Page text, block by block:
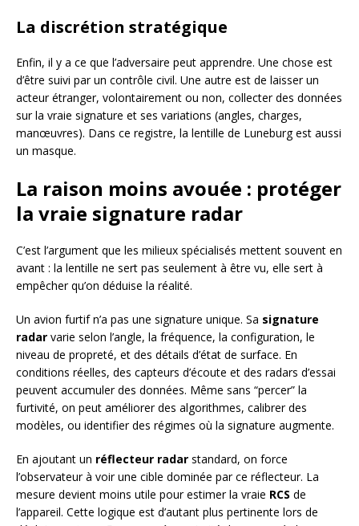
La discrétion stratégique
Enfin, il y a ce que l’adversaire peut apprendre. Une chose est
d’être suivi par un contrôle civil. Une autre est de laisser un
acteur étranger, volontairement ou non, collecter des données
sur la vraie signature et ses variations (angles, charges,
manœuvres). Dans ce registre, la lentille de Luneburg est aussi
un masque.
La raison moins avouée : protéger
la vraie signature radar
C’est l’argument que les milieux spécialisés mettent souvent en
avant : la lentille ne sert pas seulement à être vu, elle sert à
empêcher qu’on déduise la réalité.
Un avion furtif n’a pas une signature unique. Sa signature
radar varie selon l’angle, la fréquence, la configuration, le
niveau de propreté, et des détails d’état de surface. En
conditions réelles, des capteurs d’écoute et des radars d’essai
peuvent accumuler des données. Même sans “percer” la
furtivité, on peut améliorer des algorithmes, calibrer des
modèles, ou identifier des régimes où la signature augmente.
En ajoutant un réflecteur radar standard, on force
l’observateur à voir une cible dominée par ce réflecteur. La
mesure devient moins utile pour estimer la vraie RCS de
l’appareil. Cette logique est d’autant plus pertinente lors de